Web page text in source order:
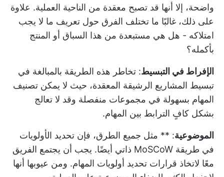
واضحة، إلا أنها قد تصبح معقدة من الناحية العملية. علاوة
على ذلك، غالبًا ما تختلف الفرق حول تعريف ما لا يجب
امتلاكه - هل هي مستبعدة من هذا السباق أو المنتج
بأكمله؟
الإفراط في التبسيط: تخاطر هذه الطريقة بالمبالغة في
تبسيط المشاريع الرشيقة المعقدة، حيث لا يمكن تصنيف
المهام بسهولة في مجموعات منفصلة وقد لا تعالج
بشكل كافٍ الترابط بين المهام.
الموضوعية: ** مثل جميع الطرق، فإن تحديد الأولويات
في طريقة MoSCoW ذاتي أيضًا. يجب أن يجتمع الفريق
معًا لاتخاذ قرارات تحديد أولويات المهام. ومن عيوبها أنها